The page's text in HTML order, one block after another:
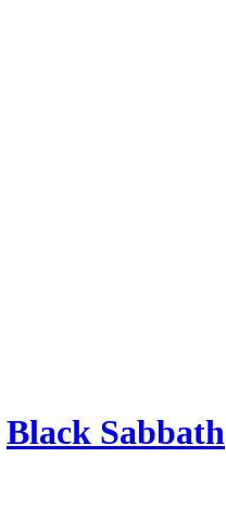
Black Sabbath